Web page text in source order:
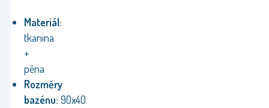
Materiál:
tkanina
+
pěna
Rozměry
bazénu: 90x40